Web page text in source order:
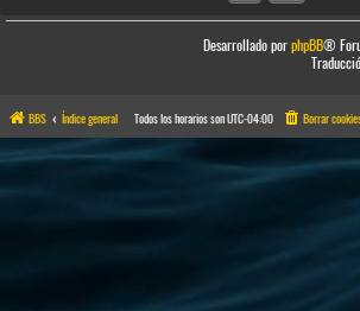
Desarrollado porphpBB®
BBS Índice general Todos los horarios sonUTC-04:00 Borrar